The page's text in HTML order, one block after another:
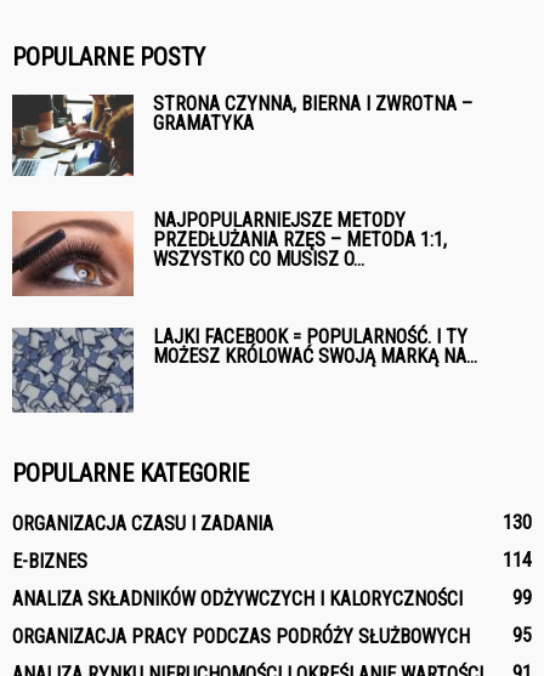
POPULARNE POSTY
STRONA CZYNNA, BIERNA I ZWROTNA –
GRAMATYKA
NAJPOPULARNIEJSZE METODY
PRZEDŁUŻANIA RZĘS – METODA 1:1,
WSZYSTKO CO MUSISZ O...
LAJKI FACEBOOK = POPULARNOŚĆ. I TY
MOŻESZ KRÓLOWAĆ SWOJĄ MARKĄ NA...
POPULARNE KATEGORIE
ORGANIZACJA CZASU I ZADANIA
130
E-BIZNES
114
ANALIZA SKŁADNIKÓW ODŻYWCZYCH I KALORYCZNOŚCI
99
ORGANIZACJA PRACY PODCZAS PODRÓŻY SŁUŻBOWYCH
95